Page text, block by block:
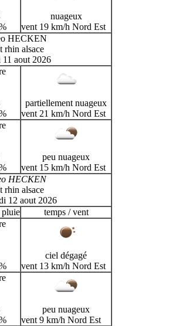
nuageux
vent 19 km/h Nord Est
HECKEN
rhin alsace
11 aout 2026
partiellement nuageux
vent 21 km/h Nord Est
peu nuageux
vent 15 km/h Nord Est
HECKEN
rhin alsace
12 aout 2026
pluie temps / vent
ciel dégagé
vent 13 km/h Nord Est
peu nuageux
vent 9 km/h Nord Est